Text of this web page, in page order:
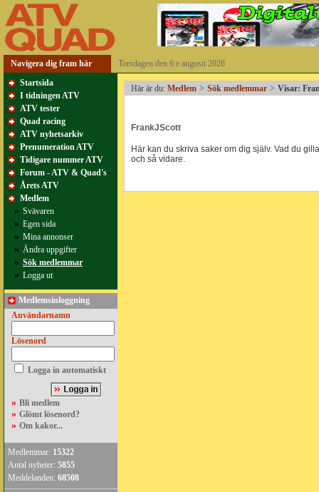
Navigera dig fram här
Torsdagen den 6:e augusti 2026
Startsida
I tidningen ATV
ATV tester
Quad racing
ATV nyhetsarkiv
Prenumeration ATV
Tidigare nummer ATV
Forum - ATV & Quad's
Årets ATV
Medlem
» Svävaren
» Egen sida
» Mina annonser
» Ändra uppgifter
» Sök medlemmar
» Logga ut
Medlemsinloggning
Användarnamn
Lösenord
Logga in automatiskt
» Bli medlem
» Glömt lösenord?
» Om kakor...
Medlemmar: 15322
Antal nyheter: 5855
Meddelanden: 68508
Här är du: Medlem > Sök medlemmar > Visar:
FrankJScott
Här kan du skriva saker om dig själv. Vad du
och så vidare.